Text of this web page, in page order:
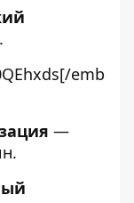
emb
—